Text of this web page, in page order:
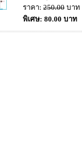
ราคา: 250.00 บาท
พิเศษ: 80.00 บาท